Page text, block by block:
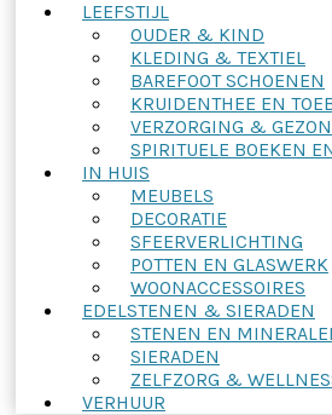
LEEFSTIJL
OUDER & KIND
KLEDING & TEXTIEL
BAREFOOT SCHOENEN
KRUIDENTHEE EN
VERZORGING &
SPIRITUELE BOEKEN
IN HUIS
MEUBELS
DECORATIE
SFEERVERLICHTING
POTTEN EN GLASWERK
WOONACCESSOIRES
EDELSTENEN & SIERADEN
STENEN EN
SIERADEN
ZELFZORG &
VERHUUR